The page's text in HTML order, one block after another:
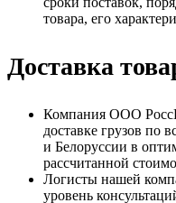
товара, его
Доставка
Компания ООО
доставке грузов по
и Белоруссии в
рассчитанной
Логисты нашей
уровень